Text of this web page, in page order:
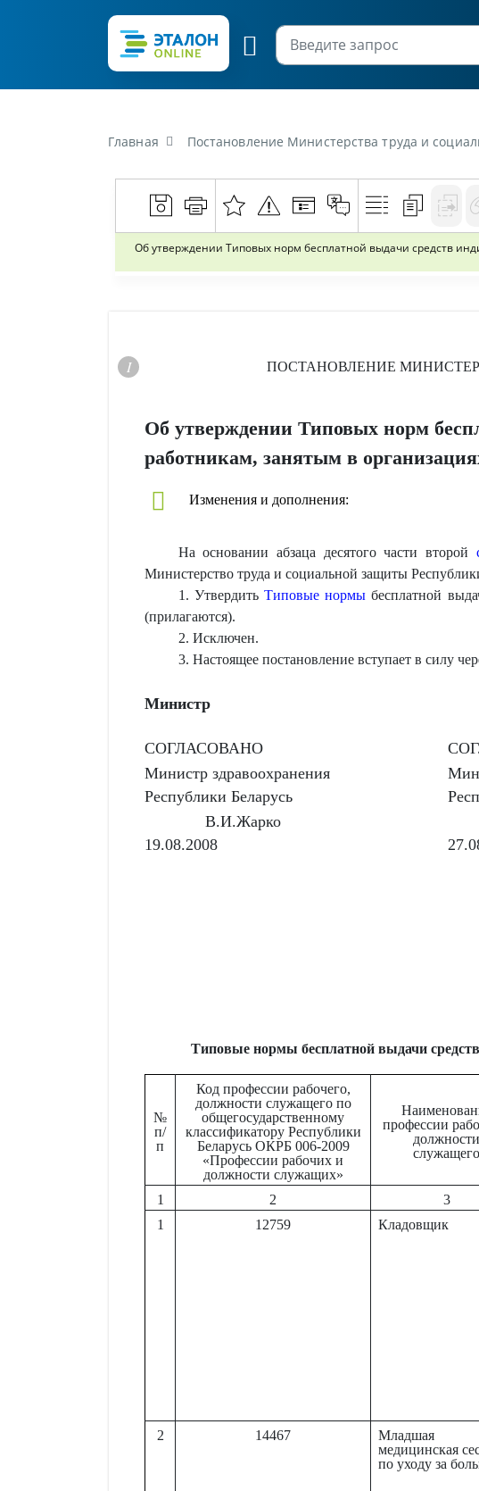
Главная Постановление Министерства труда и социальной защиты Республики
Об утверждении Типовых норм бесплатной выдачи средств
ПОСТАНОВЛЕНИЕ
Об утверждении Типовых норм
работникам, занятым в
Изменения и дополнения:
На основании абзаца десятого части второй
Министерство труда и социальной защиты
1. УтвердитьТиповые нормы бесплатной
(прилагаются).
2. Исключен.
3. Настоящее постановление вступает в силу
Министр
СОГЛАСОВАНО
Министр здравоохранения
Республики Беларусь
В.И.Жарко
19.08.2008
Типовые нормы бесплатной выдачи
№
п/
п
Код профессии рабочего,
должности служащего по
общегосударственному
классификатору Республики
Беларусь ОКРБ 006-2009
«Профессии рабочих и
должности служащих»
профессии
должности
служащего
1 2 3
1
12759 Кладовщик
2
14467
Младшая
медицинская
по уходу за